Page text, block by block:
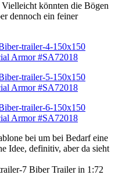
könnten die Bögen
dennoch ein feiner
bei um bei Bedarf eine
Idee, definitiv, aber da sieht